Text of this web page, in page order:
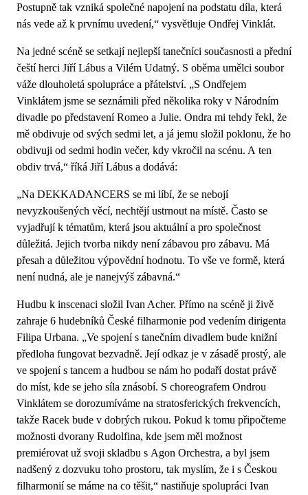
Postupně tak vzniká společné napojení na podstatu díla, která
nás vede až k prvnímu uvedení,“ vysvětluje Ondřej Vinklát.
Na jedné scéně se setkají nejlepší tanečníci současnosti a přední
čeští herci Jiří Lábus a Vilém Udatný. S oběma umělci soubor
váže dlouholetá spolupráce a přátelství. „S Ondřejem
Vinklátem jsme se seznámili před několika roky v Národním
divadle po představení Romeo a Julie. Ondra mi tehdy řekl, že
mě obdivuje od svých sedmi let, a já jemu složil poklonu, že ho
obdivuji od sedmi hodin večer, kdy vkročil na scénu. A ten
obdiv trvá,“ říká Jiří Lábus a dodává:
„Na DEKKADANCERS se mi líbí, že se nebojí
nevyzkoušených věcí, nechtějí ustrnout na místě. Často se
vyjadřují k tématům, která jsou aktuální a pro společnost
důležitá. Jejich tvorba nikdy není zábavou pro zábavu. Má
přesah a důležitou výpovědní hodnotu. To vše ve formě, která
není nudná, ale je nanejvýš zábavná.“
Hudbu k inscenaci složil Ivan Acher. Přímo na scéně ji živě
zahraje 6 hudebníků České filharmonie pod vedením dirigenta
Filipa Urbana. „Ve spojení s tanečním divadlem bude knižní
předloha fungovat bezvadně. Její odkaz je v zásadě prostý, ale
ve spojení s tancem a hudbou se nám ho podaří dostat právě
do míst, kde se jeho síla znásobí. S choreografem Ondrou
Vinklátem se dorozumíváme na stratosferických frekvencích,
takže Racek bude v dobrých rukou. Pokud k tomu připočteme
možnosti dvorany Rudolfina, kde jsem měl možnost
premiérovat už svoji skladbu s Agon Orchestra, a byl jsem
nadšený z dozvuku toho prostoru, tak myslím, že i s Českou
filharmonií se máme na co těšit,“ nastiňuje spolupráci Ivan